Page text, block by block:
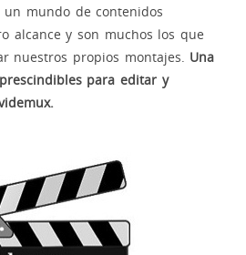
un mundo de contenidos
alcance y son muchos los que
nuestros propios montajes. Una
para editar y